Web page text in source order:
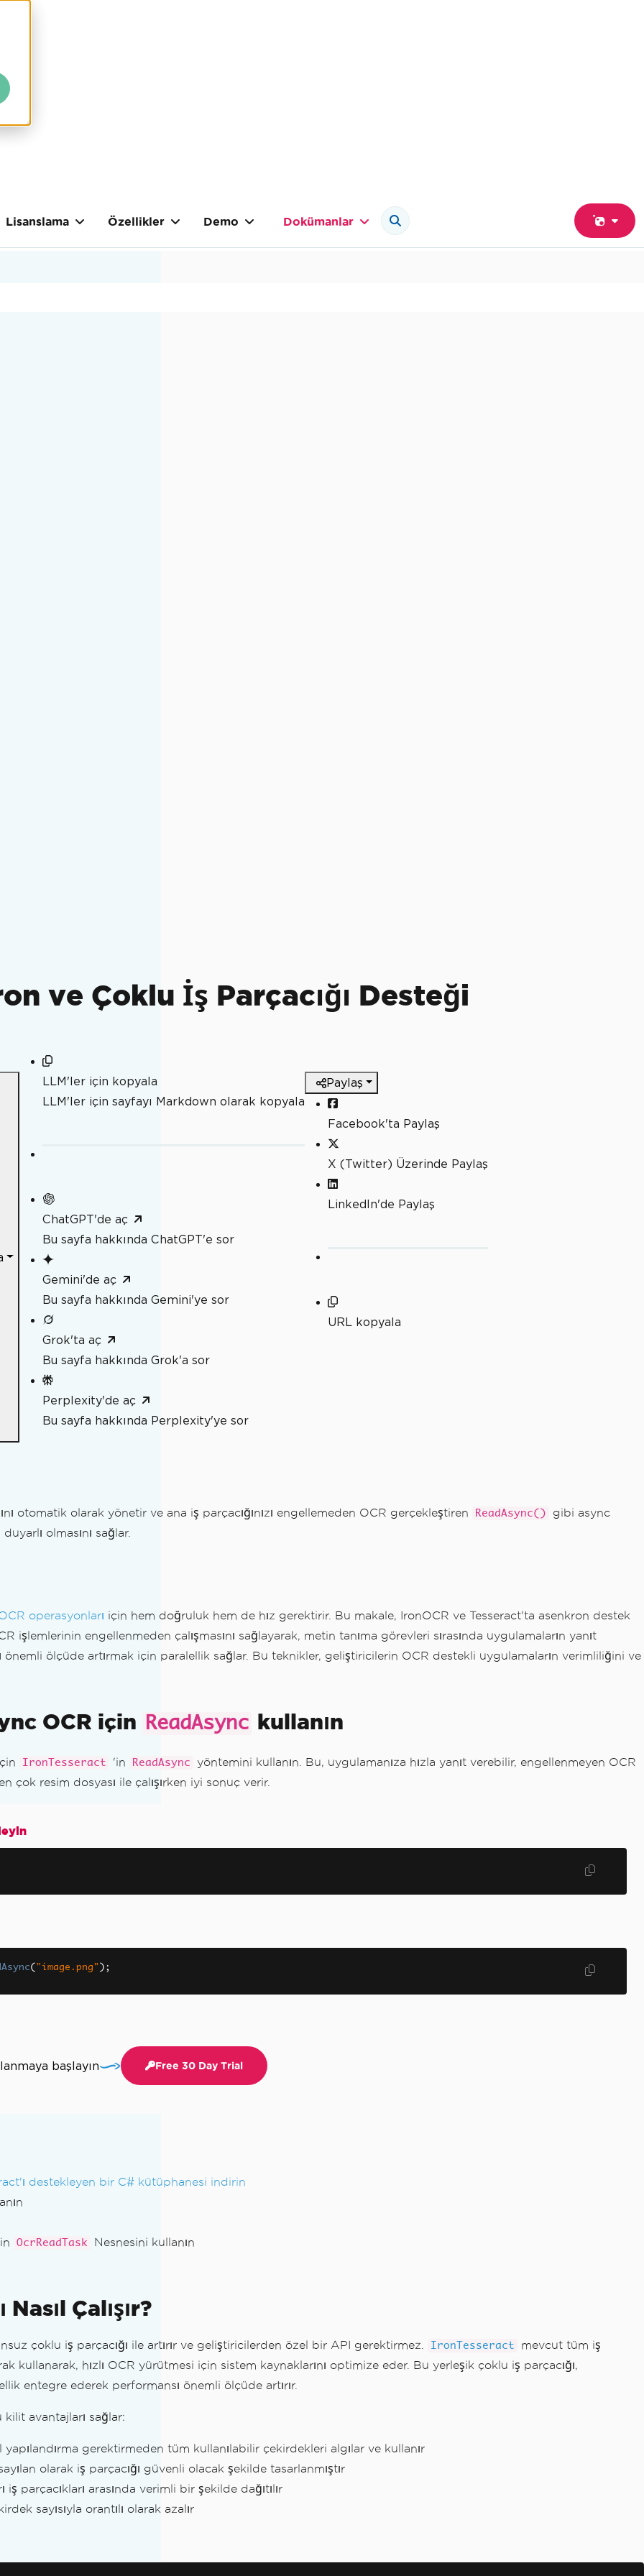
Lisanslama Özellikler Demo Dokümanlar
7 & Windows Olmayan)
bulmakta başarısız
ve Çoklu İş Parçacığı Desteği
LLM'ler için kopyala
LLM'ler için sayfayı Markdown olarak kopyala
ChatGPT'de aç
Bu sayfa hakkında ChatGPT'e sor
Gemini'de aç
Bu sayfa hakkında Gemini'ye sor
Grok'ta aç
Bu sayfa hakkında Grok'a sor
Perplexity'de aç
Bu sayfa hakkında Perplexity'ye sor
Paylaş
Facebook'ta Paylaş
X (Twitter) Üzerinde Paylaş
LinkedIn'de Paylaş
URL kopyala
otomatik olarak yönetir ve ana iş parçacığınızı engellemeden OCR gerçekleştiren ReadAsync()
gibi async
olmasını sağlar.
operasyonları için hem doğruluk hem de hız gerektirir. Bu makale, IronOCR ve Tesseract'ta asenkron destek
işlemlerinin engellenmeden çalışmasını sağlayarak, metin tanıma görevleri sırasında uygulamaların yanıt
önemli ölçüde artırmak için paralellik sağlar. Bu teknikler, geliştiricilerin OCR destekli uygulamaların verimliliğini ve
OCR için ReadAsync kullanın
IronTesseract 'in ReadAsync
yöntemini kullanın. Bu, uygulamanıza hızla yanıt verebilir, engellenmeyen OCR
çok resim dosyası ile çalışırken iyi sonuç verir.
( "image.png" );
başlayın Free 30 Day Trial
destekleyen bir C# kütüphanesi indirin
OcrReadTask
Nesnesini kullanın
Çalışır?
çoklu iş parçacığı ile artırır ve geliştiricilerden özel bir API gerektirmez. IronTesseract
mevcut tüm iş
kullanarak, hızlı OCR yürütmesi için sistem kaynaklarını optimize eder. Bu yerleşik çoklu iş parçacığı,
entegre ederek performansı önemli ölçüde artırır.
kilit avantajları sağlar:
yapılandırma gerektirmeden tüm kullanılabilir çekirdekleri algılar ve kullanır
olarak iş parçacığı güvenli olacak şekilde tasarlanmıştır
parçacıkları arasında verimli bir şekilde dağıtılır
sayısıyla orantılı olarak azalır